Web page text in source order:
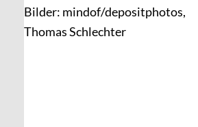
Bilder: mindof/depositphotos,
Thomas Schlechter